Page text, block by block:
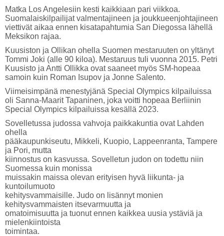
Matka Los Angelesiin kesti kaikkiaan pari viikkoa.
Suomalaiskilpailijat valmentajineen ja joukkueenjohtajineen
viettivät aikaa ennen kisatapahtumia San Diegossa lähellä
Meksikon rajaa.
Kuusiston ja Ollikan ohella Suomen mestaruuten on yltänyt
Tommi Joki (alle 90 kiloa). Mestaruus tuli vuonna 2015. Petri
Kuusisto ja Antti Ollikka ovat saaneet myös SM-hopeaa
samoin kuin Roman Isupov ja Jonne Salento.
Viimeisimpänä menestyjänä Special Olympics kilpailuissa
oli Sanna-Maarit Tapaninen, joka voitti hopeaa Berliinin
Special Olympics kilpailuissa kesällä 2023.
Sovelletussa judossa vahvoja paikkakuntia ovat Lahden
ohella
pääkaupunkiseutu, Mikkeli, Kuopio, Lappeenranta, Tampere
ja Pori, mutta
kiinnostus on kasvussa. Sovelletun judon on todettu niin
Suomessa kuin monissa
muissakin maissa olevan erityisen hyvä liikunta- ja
kuntoilumuoto
kehitysvammaisille. Judo on lisännyt monien
kehitysvammaisten itsevarmuutta ja
omatoimisuutta ja tuonut ennen kaikkea uusia ystäviä ja
mielenkiintoista
toimintaa.